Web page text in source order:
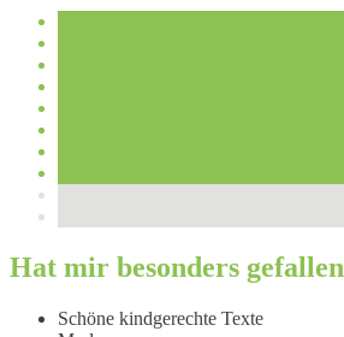
Hat mir besonders gefallen
Schöne kindgerechte Texte